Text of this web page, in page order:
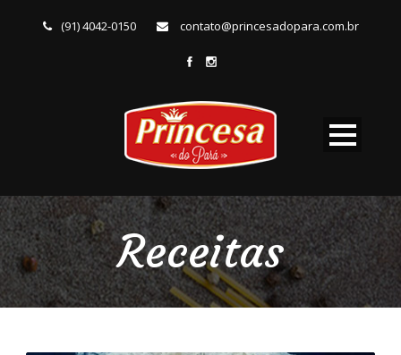
(91) 4042-0150 contato@princesadopara.com.br
Receitas